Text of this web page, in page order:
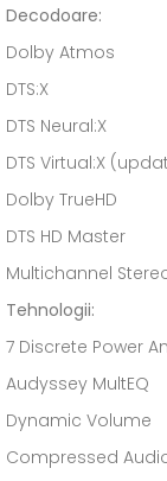
Decodoare:
Dolby Atmos
DTS:X
DTS Neural:X
DTS Virtual:X
Dolby TrueHD
DTS HD Master
Multichannel
Tehnologii:
7 Discrete Power
Audyssey MultEQ
Dynamic Volume
Compressed